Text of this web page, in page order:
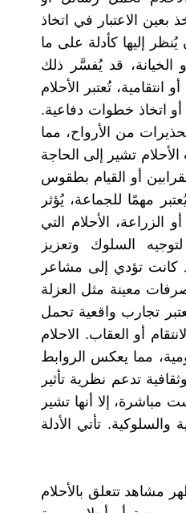
بعين الاعتبار في اتخاذ
إليها كأدلة على ما
قد يُفسَّر ذلك
تُعتبر الأحلام
أو اتخاذ خطوات دفاعية.
من الأرواح، مما
تشير إلى الحاجة
أو القيام بطقوس
مهمًا للجماعة، يُؤثر
الزراعة، الأحلام التي
السلوك وتعزيز
كانت تؤدي إلى مشاعر
معينة مثل العزلة
تجارب واقعية تحمل
أو العقاب. الاحلام
مما يعكس الروابط
تدعم نظرية تأثير
مباشرة، إلا أنها تشير
والسلوكية. تأتي الأدلة
مشاهد تتعلق بالأحلام